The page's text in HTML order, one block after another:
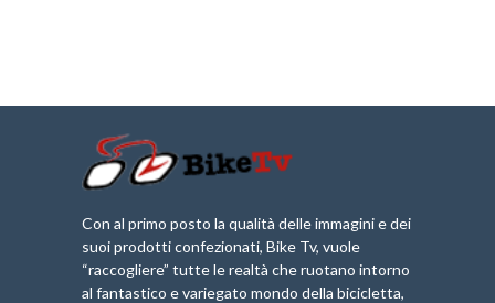
Con al primo posto la qualità delle immagini e dei
suoi prodotti confezionati, Bike Tv, vuole
“raccogliere” tutte le realtà che ruotano intorno
al fantastico e variegato mondo della bicicletta,